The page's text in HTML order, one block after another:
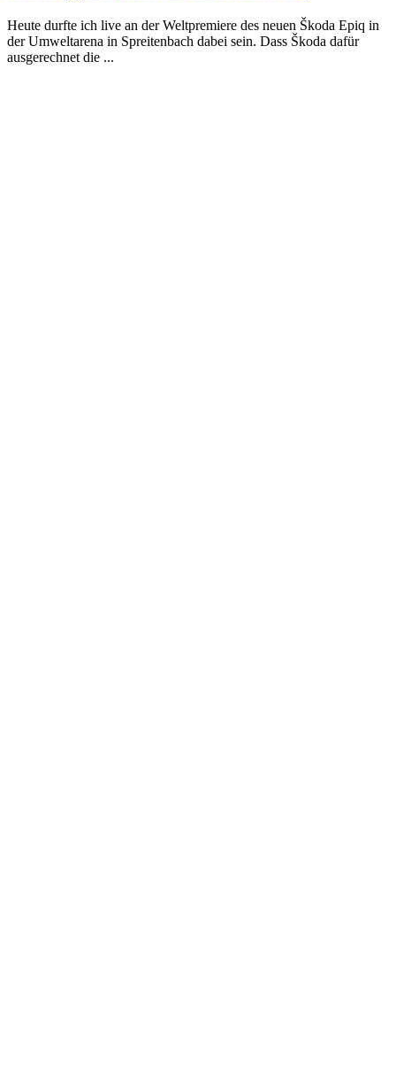
Heute durfte ich live an der Weltpremiere des neuen Škoda Epiq in
der Umweltarena in Spreitenbach dabei sein. Dass Škoda dafür
ausgerechnet die ...